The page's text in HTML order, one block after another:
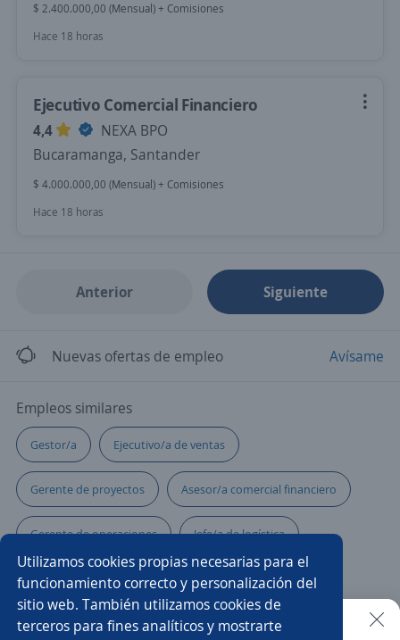
Utilizamos cookies propias necesarias para el
funcionamiento correcto y personalización del
sitio web. También utilizamos cookies de
terceros para fines analíticos y mostrarte
$ 2.400.000,00 (Mensual) + Comisiones
Hace 18 horas
Ejecutivo Comercial Financiero
4,4
NEXA BPO
Bucaramanga, Santander
$ 4.000.000,00 (Mensual) + Comisiones
Hace 18 horas
Anterior Siguiente
Nuevas ofertas de empleo Avísame
Empleos similares
Gestor/a Ejecutivo/a de ventas
Gerente de proyectos Asesor/a comercial financiero
Gerente de operaciones Jefe/a de logística
Administración Asesor/a comercial freelance
Ejecutivo cobranza Administrador/a de restaurante